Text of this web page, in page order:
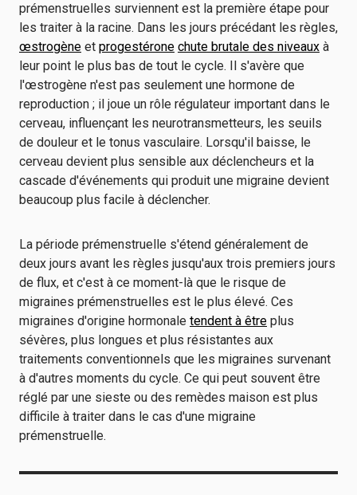
prémenstruelles surviennent est la première étape pour
les traiter à la racine. Dans les jours précédant les règles,
œstrogène et progestérone chute brutale des niveaux à
leur point le plus bas de tout le cycle. Il s'avère que
l'œstrogène n'est pas seulement une hormone de
reproduction ; il joue un rôle régulateur important dans le
cerveau, influençant les neurotransmetteurs, les seuils
de douleur et le tonus vasculaire. Lorsqu'il baisse, le
cerveau devient plus sensible aux déclencheurs et la
cascade d'événements qui produit une migraine devient
beaucoup plus facile à déclencher.
La période prémenstruelle s'étend généralement de
deux jours avant les règles jusqu'aux trois premiers jours
de flux, et c'est à ce moment-là que le risque de
migraines prémenstruelles est le plus élevé. Ces
migraines d'origine hormonale tendent à être plus
sévères, plus longues et plus résistantes aux
traitements conventionnels que les migraines survenant
à d'autres moments du cycle. Ce qui peut souvent être
réglé par une sieste ou des remèdes maison est plus
difficile à traiter dans le cas d'une migraine
prémenstruelle.